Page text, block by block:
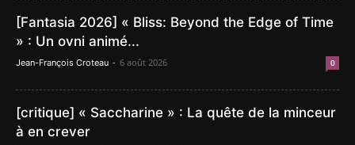
[Fantasia 2026] « Bliss: Beyond the Edge of Time
» : Un ovni animé...
Jean-François Croteau - 6 août 2026 0
[critique] « Saccharine » : La quête de la minceur
à en crever